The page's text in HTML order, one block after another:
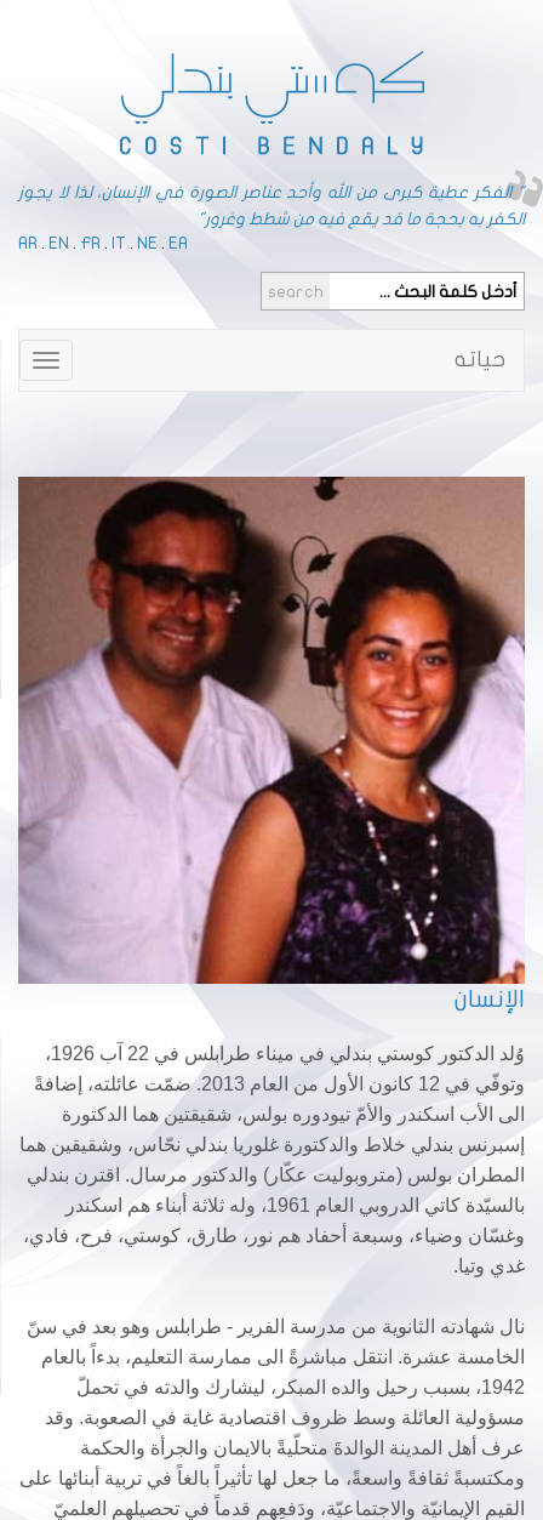
" الفكر عطية كبرى من الله وأحد عناصر الصورة في الإنسان، لذا لا يجوز
الكفر به بحجة ما قد يقع فيه من شطط وغرور"
AR . EN . FR . IT . NE . EA
حياته
الإنسان
وُلد الدكتور كوستي بندلي في ميناء طرابلس في 22 آب 1926،
وتوفّي في 12 كانون الأول من العام 2013. ضمّت عائلته، إضافةً
الى الأب اسكندر والأمّ تيودوره بولس، شقيقتين هما الدكتورة
إسبرنس بندلي خلاط والدكتورة غلوريا بندلي نحّاس، وشقيقين هما
المطران بولس (متروبوليت عكّار) والدكتور مرسال. اقترن بندلي
بالسيّدة كاتي الدروبي العام 1961، وله ثلاثة أبناء هم اسكندر
وغسّان وضياء، وسبعة أحفاد هم نور، طارق، كوستي، فرح، فادي،
غدي وتيا.
نال شهادته الثانوية من مدرسة الفرير - طرابلس وهو بعد في سنّ
الخامسة عشرة. انتقل مباشرةً الى ممارسة التعليم، بدءاً بالعام
1942، بسبب رحيل والده المبكر، ليشارك والدته في تحملّ
مسؤولية العائلة وسط ظروف اقتصادية غاية في الصعوبة. وقد
عرف أهل المدينة الوالدةَ متحلّيةً بالايمان والجرأة والحكمة
ومكتسبةً ثقافةً واسعةً، ما جعل لها تأثيراً بالغاً في تربية أبنائها على
القيم الإيمانيّة والاجتماعيّة، ودَفعِهم قدماً في تحصيلهم العلميّ